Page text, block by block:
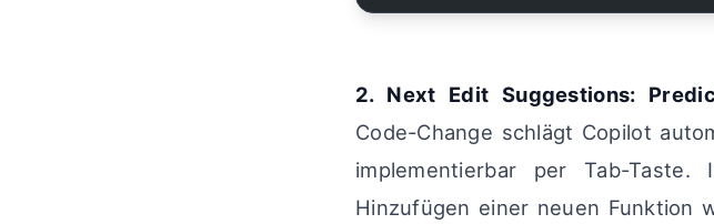
2. Next Edit Suggestions:
Code-Change schlägt Copilot
implementierbar per Tab-
Hinzufügen einer neuen Funktion